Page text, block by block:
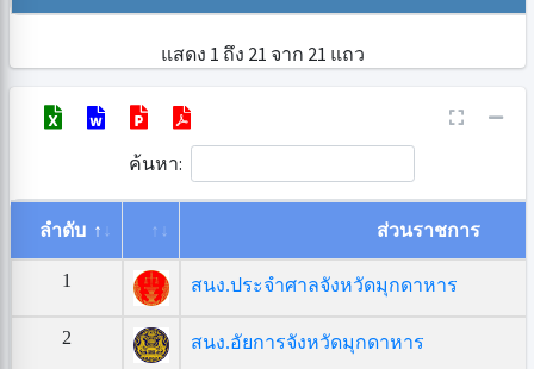
แสดง 1 ถึง 21 จาก 21 แถว
ค้นหา:
ลำดับ ส่วนราชการ
1 สนง.ประจำศาลจังหวัดมุกดาหาร
2 สนง.อัยการจังหวัดมุกดาหาร